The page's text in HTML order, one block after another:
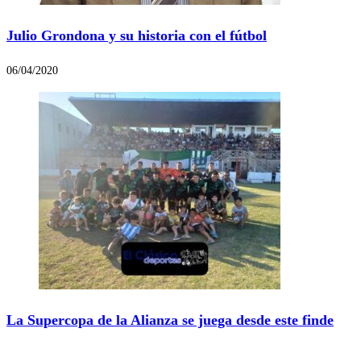
Julio Grondona y su historia con el fútbol
06/04/2020
La Supercopa de la Alianza se juega desde este finde